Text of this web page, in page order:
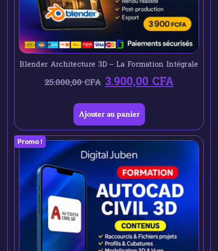
Blender Architecture 3D – La Formation Intégrale
25.000,00CFA 3.900,00CFA
Ajouter au panier
Promo !